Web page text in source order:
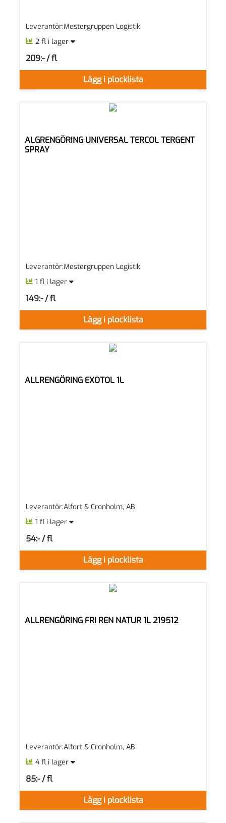
Leverantör:Mestergruppen Logistik
2 fl i lager
Lägg i plocklista
209:- / fl
SEK per FL
ALGRENGÖRING UNIVERSAL TERCOL TERGENT
SPRAY
Leverantör:Mestergruppen Logistik
1 fl i lager
Lägg i plocklista
149:- / fl
SEK per FL
ALLRENGÖRING EXOTOL 1L
Leverantör:Alfort & Cronholm, AB
1 fl i lager
Lägg i plocklista
54:- / fl
SEK per FL
ALLRENGÖRING FRI REN NATUR 1L 219512
Leverantör:Alfort & Cronholm, AB
4 fl i lager
Lägg i plocklista
85:- / fl
SEK per FL